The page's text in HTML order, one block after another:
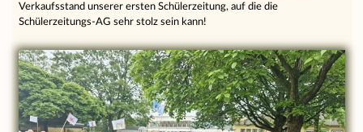
Verkaufsstand unserer ersten Schülerzeitung, auf die die
Schülerzeitungs-AG sehr stolz sein kann!